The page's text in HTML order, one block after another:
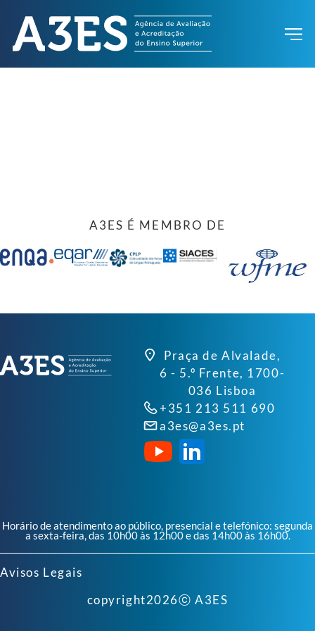
A3ES É MEMBRO DE
Praça de Alvalade,
6 - 5.º Frente, 1700-
036 Lisboa
+351 213 511 690
a3es@a3es.pt
Horário de atendimento ao público, presencial e telefónico: segunda
a sexta-feira, das 10h00 às 12h00 e das 14h00 às 16h00.
Avisos Legais
copyright2026ⓒ A3ES